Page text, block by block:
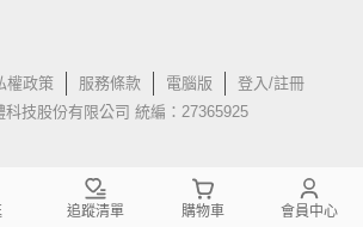
權政策 服務條款 電腦版
登入/註冊
科技股份有限公司 統編：27365925
追蹤清單 購物車 會員中心